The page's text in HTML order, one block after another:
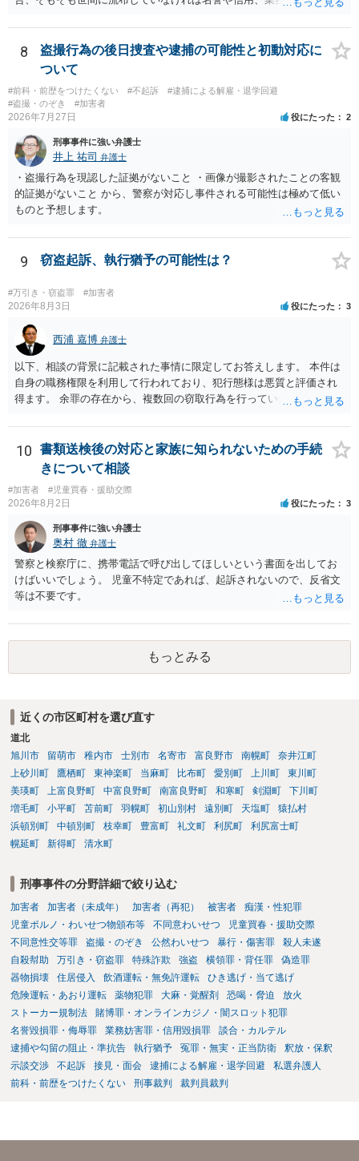
8
盗撮行為の後日捜査や逮捕の可能性と初動対応に
ついて
#前科・前歴をつけたくない #不起訴
#逮捕による解雇・退学回避
#盗撮・のぞき
#加害者
2026年7月27日 役にたった 2
刑事事件に強い弁護士
井上 祐司 弁護士
・盗撮行為を現認した証拠がないこと ・画像が撮影されたことの客観
的証拠がないこと から、警察が対応し事件される可能性は極めて低い
ものと予想します。
9 窃盗起訴、執行猶予の可能性は？
#万引き・窃盗罪 #加害者
2026年8月3日 役にたった 3
西浦 嘉博 弁護士
以下、相談の背景に記載された事情に限定してお答えします。 本件は
自身の職務権限を利用して行われており、犯行態様は悪質と評価され
得ます。 余罪の存在から、複数回の窃取行為を行っていたことも悪質
ると思われます。 他方、余罪を含めた全額を弁済していることは、被
害者の経済的損害の回復として有利に斟酌されます。 また、前科前歴
を有しないことも、規範意識が鈍磨しきっているとまでは言えず、有
利な点です。 その他、家族の監督等の情状証拠を適切に提出すること
で、私見ですが、執行猶予判決を視野に入れることが可能な事案と思
われます。 上記、一つの意見として参考ください。
10
書類送検後の対応と家族に知られないための手続
きについて相談
#加害者 #児童買春・援助交際
2026年8月2日 役にたった 3
刑事事件に強い弁護士
奥村 徹 弁護士
警察と検察庁に、携帯電話で呼び出してほしいという書面を出してお
けばいいでしょう。 児童不特定であれば、起訴されないので、反省文
等は不要です。
もっとみる
近くの市区町村を選び直す
道北
旭川市
留萌市 稚内市 士別市 名寄市 富良野市 南幌町
奈井江町
上砂川町
鷹栖町 東神楽町 当麻町 比布町 愛別町 上川町
東川町
美瑛町
上富良野町 中富良野町 南富良野町 和寒町 剣淵町
下川町
増毛町
小平町 苫前町 羽幌町 初山別村 遠別町 天塩町
猿払村
浜頓別町
中頓別町 枝幸町 豊富町 礼文町 利尻町
利尻富士町
幌延町
新得町 清水町
刑事事件の分野詳細で絞り込む
加害者 加害者（未成年） 加害者（再犯） 被害者
痴漢・性犯罪
児童ポルノ・わいせつ物頒布等
不同意わいせつ
児童買春・援助交際
不同意性交等罪
盗撮・のぞき 公然わいせつ 暴行・傷害罪
殺人未遂
自殺幇助
万引き・窃盗罪 特殊詐欺 強盗 横領罪・背任罪
偽造罪
器物損壊
住居侵入 飲酒運転・無免許運転
ひき逃げ・当て逃げ
危険運転・あおり運転
薬物犯罪 大麻・覚醒剤 恐喝・脅迫
放火
ストーカー規制法
賭博罪・オンラインカジノ・闇スロット犯罪
名誉毀損罪・侮辱罪
業務妨害罪・信用毀損罪
談合・カルテル
逮捕や勾留の阻止・準抗告
執行猶予 冤罪・無実・正当防衛
釈放・保釈
示談交渉
不起訴 接見・面会 逮捕による解雇・退学回避
私選弁護人
前科・前歴をつけたくない
刑事裁判 裁判員裁判